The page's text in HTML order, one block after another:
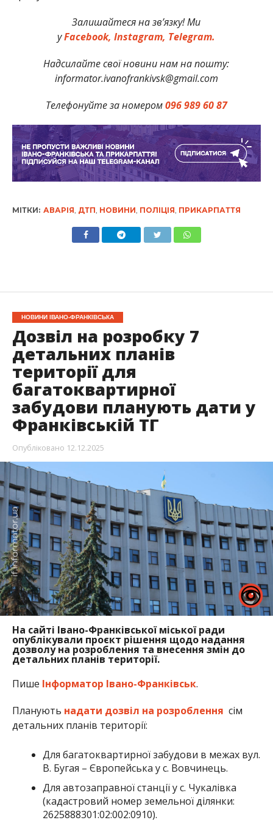
Залишайтеся на зв’язку! Ми
уFacebook, Instagram, Telegram.
Надсилайте свої новини нам на пошту:
informator.ivanofrankivsk@gmail.com
Телефонуйте за номером096 989 60 87
МІТКИ: АВАРІЯ, ДТП, НОВИНИ, ПОЛІЦІЯ, ПРИКАРПАТТЯ
НОВИНИ ІВАНО-ФРАНКІВСЬКА
Дозвіл на розробку 7
детальних планів
території для
багатоквартирної
забудови планують дати у
Франківській ТГ
Опубліковано 12.12.2025
На сайті Івано-Франківської міської ради
опублікували проєкт рішення щодо надання
дозволу на розроблення та внесення змін до
детальних планів території.
Пише Інформатор Івано-Франківськ.
Планують надати дозвіл на розроблення сім
детальних планів території:
Для багатоквартирної забудови в межах вул.
В. Бугая – Європейська у с. Вовчинець.
Для автозаправної станції у с. Чукалівка
(кадастровий номер земельної ділянки:
2625888301:02:002:0910).